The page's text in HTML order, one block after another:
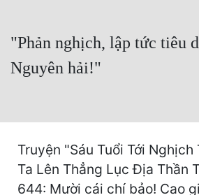
Dị Năng
Gia Đấu
Huyền Huyễn
Huyền Nghi
"Phản nghịch, lập tức tiêu
Nguyên hải!"
Truyện "Sáu Tuổi Tới Nghịch
Ta Lên Thẳng Lục Địa Thần
644: Mười cái chí bảo! Cao